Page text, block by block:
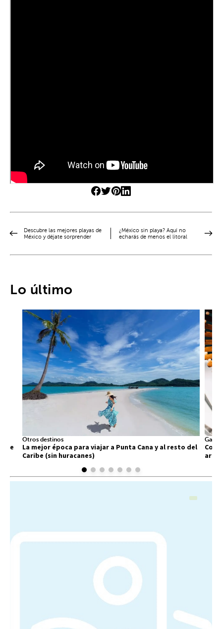
Descubre las mejores playas de
México y déjate sorprender
¿México sin playa? Aquí no
echarás de menos el litoral
Lo último
Otros destinos
La mejor época para viajar a Punta Cana y al resto del
Caribe (sin huracanes)